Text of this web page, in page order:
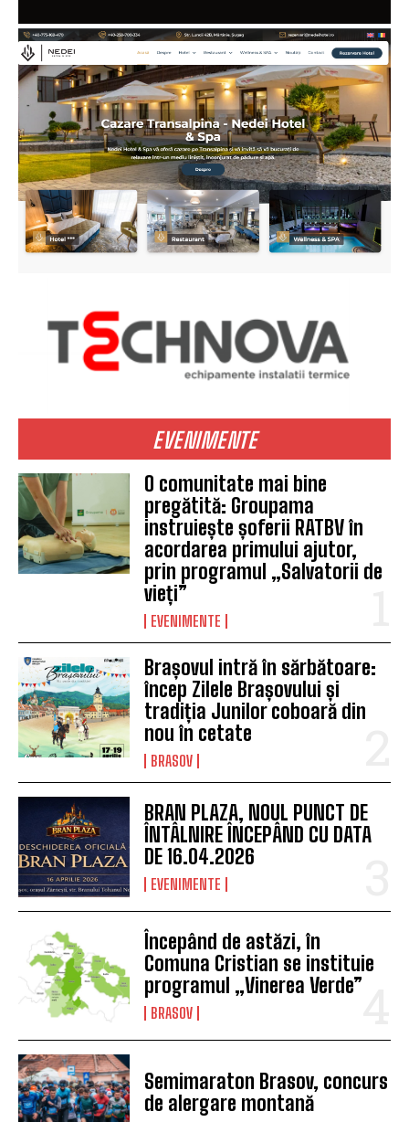
EVENIMENTE
O comunitate mai bine
pregătită: Groupama
instruiește șoferii RATBV în
acordarea primului ajutor,
prin programul „Salvatorii de
vieți”
EVENIMENTE
Brașovul intră în sărbătoare:
încep Zilele Brașovului și
tradiția Junilor coboară din
nou în cetate
BRASOV
BRAN PLAZA, NOUL PUNCT DE
ÎNTÂLNIRE ÎNCEPÂND CU DATA
DE 16.04.2026
EVENIMENTE
Începând de astăzi, în
Comuna Cristian se instituie
programul „Vinerea Verde”
BRASOV
Semimaraton Brasov, concurs
de alergare montană